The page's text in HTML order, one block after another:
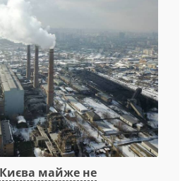
Києва майже не